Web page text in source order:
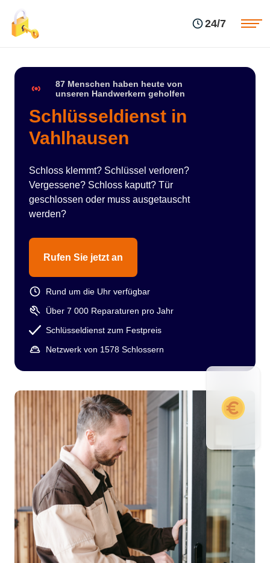
24/7
87 Menschen haben heute von
unseren Handwerkern geholfen
Schlüsseldienst in
Vahlhausen
Schloss klemmt? Schlüssel verloren?
Vergessene? Schloss kaputt? Tür
geschlossen oder muss ausgetauscht
werden?
Rufen Sie jetzt an
Rund um die Uhr verfügbar
Über 7 000 Reparaturen pro Jahr
Schlüsseldienst zum Festpreis
Netzwerk von 1578 Schlossern